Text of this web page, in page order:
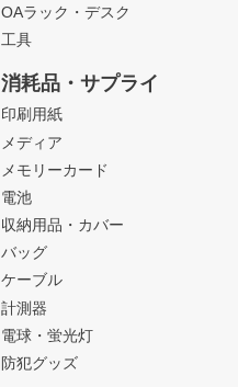
OAラック・デスク
工具
消耗品・サプライ
印刷用紙
メディア
メモリーカード
電池
収納用品・カバー
バッグ
ケーブル
計測器
電球・蛍光灯
防犯グッズ